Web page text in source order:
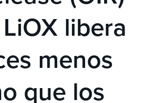
libera
menos
que los